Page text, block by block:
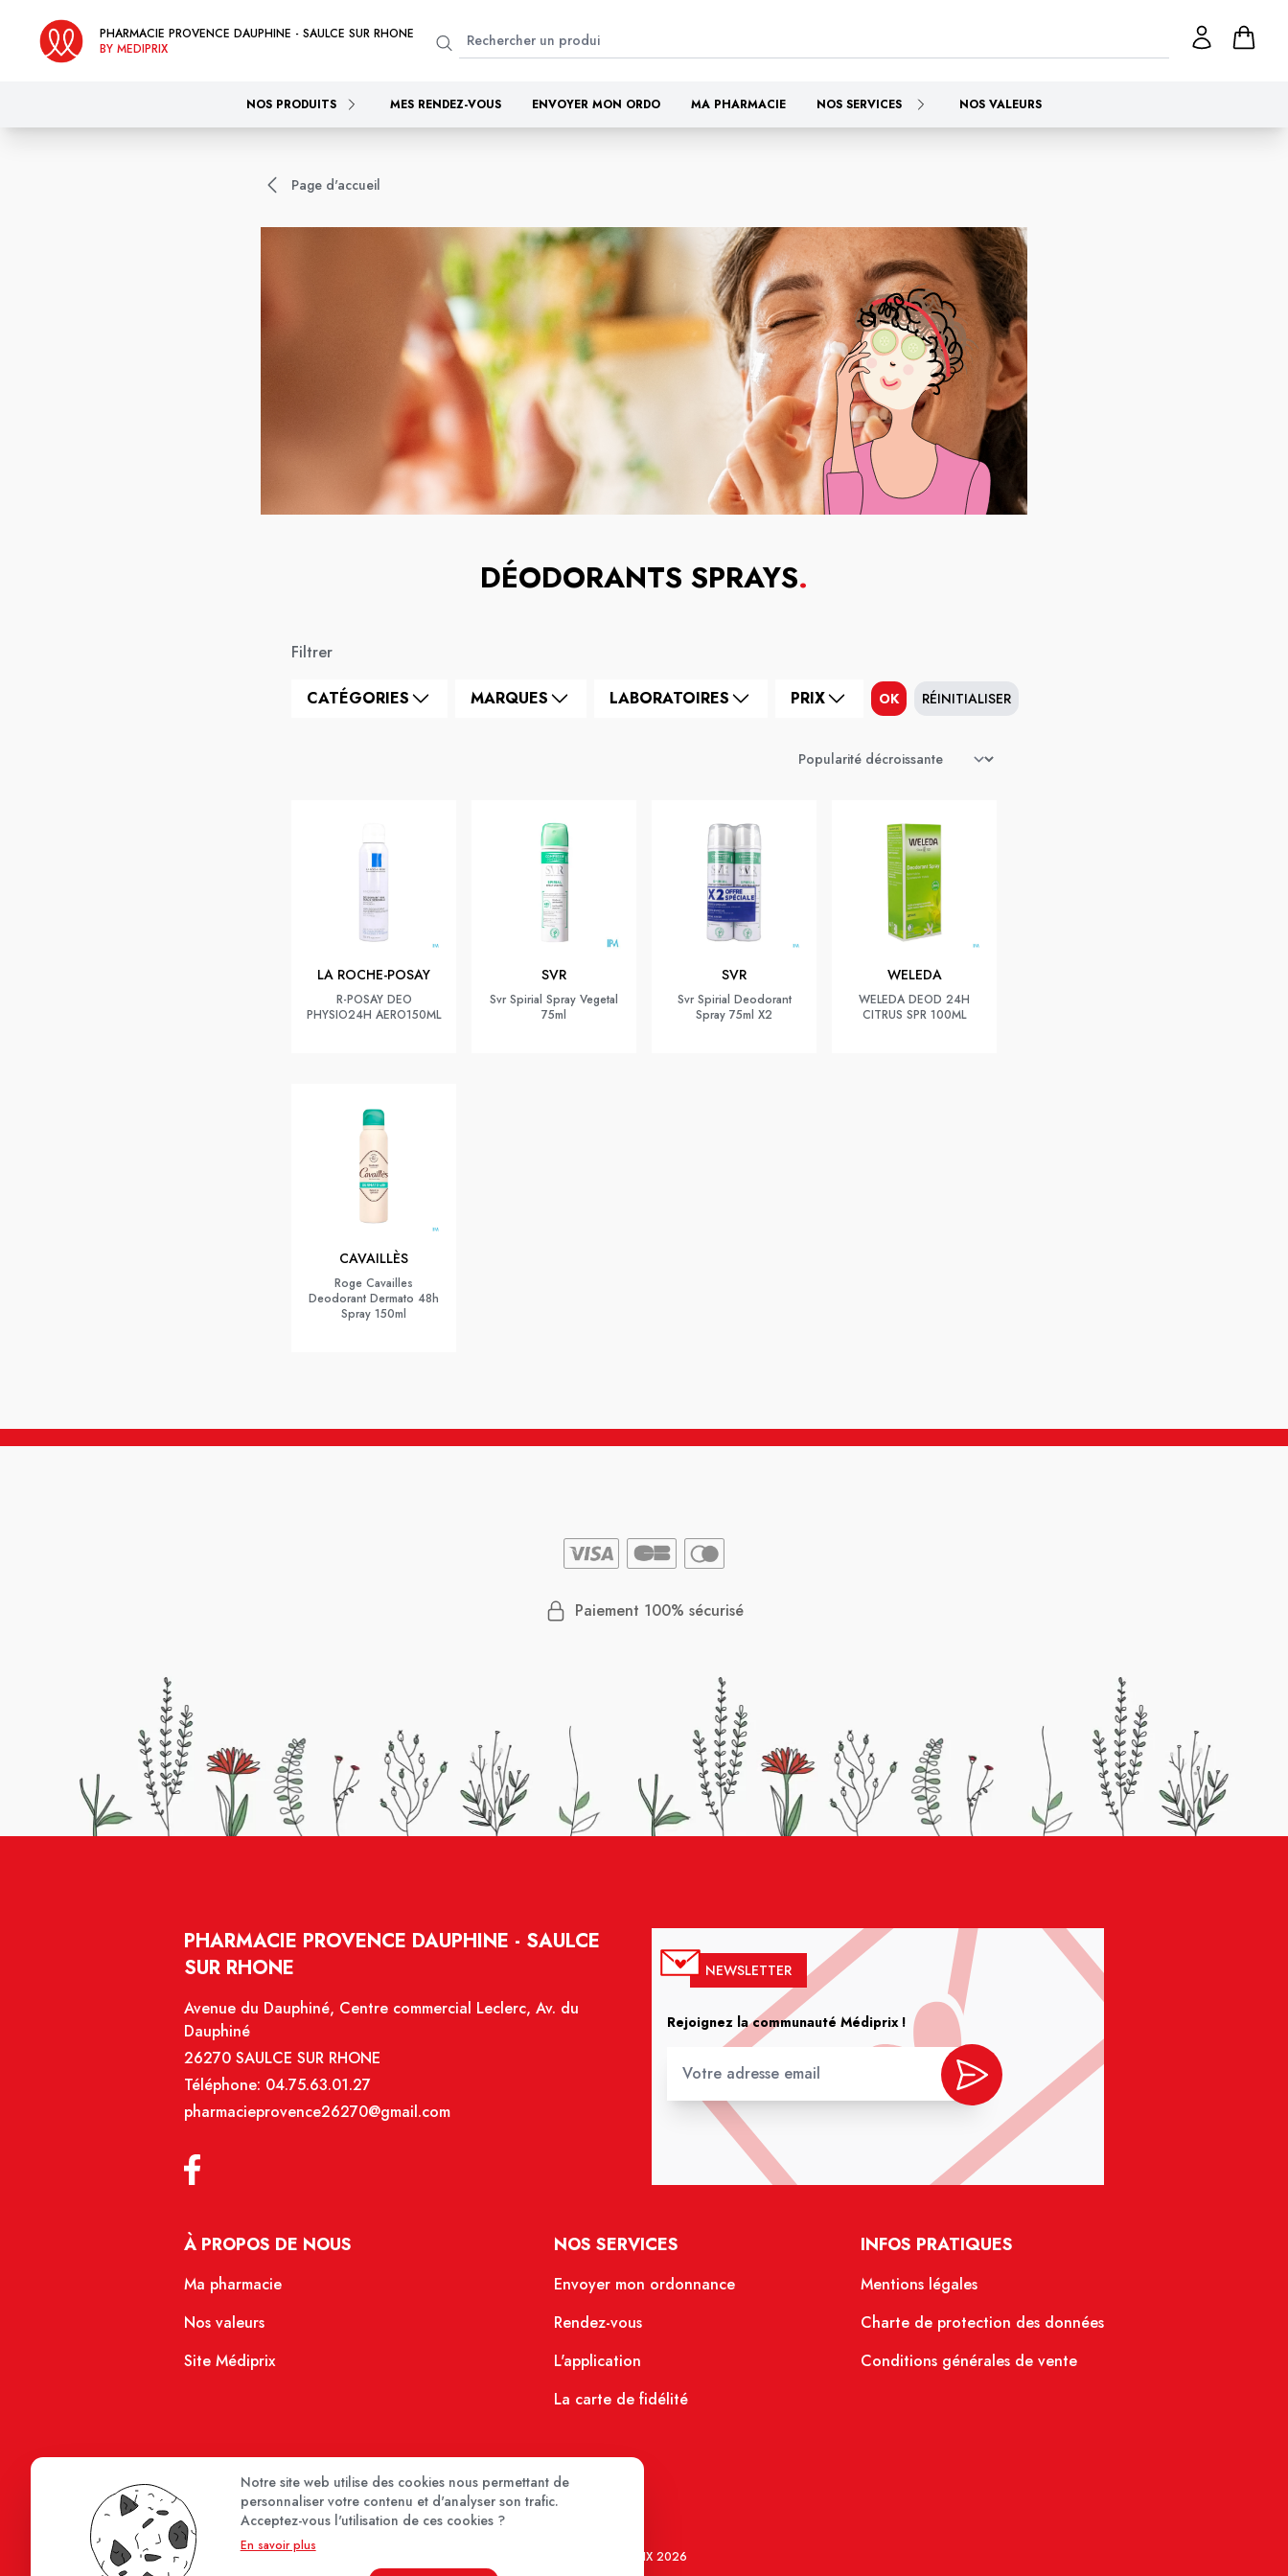
PHARMACIE PROVENCE DAUPHINE - SAULCE SUR RHONE
BY MEDIPRIX
NOS PRODUITS MES RENDEZ-VOUS ENVOYER MON ORDO MA PHARMACIE NOS SERVICES NOS VALEURS
Page d'accueil
DÉODORANTS SPRAYS.
Filtrer
CATÉGORIES MARQUES LABORATOIRES PRIX OK RÉINITIALISER
LA ROCHE-POSAY
R-POSAY DEO
PHYSIO24H AERO150ML
SVR
Svr Spirial Spray Vegetal
75ml
SVR
Svr Spirial Deodorant
Spray 75ml X2
WELEDA
WELEDA DEOD 24H
CITRUS SPR 100ML
CAVAILLÈS
Roge Cavailles
Deodorant Dermato 48h
Spray 150ml
Paiement 100% sécurisé
PHARMACIE PROVENCE DAUPHINE - SAULCE
SUR RHONE
Avenue du Dauphiné, Centre commercial Leclerc, Av. du
Dauphiné
26270 SAULCE SUR RHONE
Téléphone: 04.75.63.01.27
pharmacieprovence26270@gmail.com
NEWSLETTER
Rejoignez la communauté Médiprix !
À PROPOS DE NOUS
Ma pharmacie
Nos valeurs
Site Médiprix
NOS SERVICES
Envoyer mon ordonnance
Rendez-vous
L'application
La carte de fidélité
INFOS PRATIQUES
Mentions légales
Charte de protection des données
Conditions générales de vente
MEDIPRIX 2026
Notre site web utilise des cookies nous permettant de
personnaliser votre contenu et d'analyser son trafic.
Acceptez-vous l'utilisation de ces cookies ?
En savoir plus